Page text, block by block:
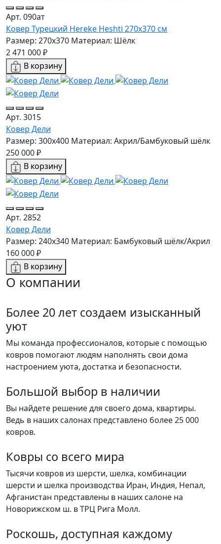
Арт. 090ат
Ковер Турецкий Hereke Heshti 270x370 см
Размер: 270x370 Материал: Шёлк
2 471 000 ₽
В корзину
Арт. 3015
Ковер Дели
Размер: 300x400 Материал: Акрил/Бамбуковый шёлк
250 000 ₽
В корзину
Арт. 2852
Ковер Дели
Размер: 240x340 Материал: Бамбуковый шёлк/Акрил
160 000 ₽
В корзину
О компании
Более 20 лет создаем изысканный
уют
Мы команда профессионалов, которые с помощью
ковров помогают людям наполнять свои дома
настроением уюта, достатка и безопасности.
Большой выбор в наличии
Вы найдете решение для своего дома, квартиры.
Ведь в наших салонах представлено более 25 000
ковров.
Ковры со всего мира
Тысячи ковров из шерсти, шелка, комбинации
шерсти и шелка производства Иран, Индия, Непал,
Афганистан представлены в наших салоне на
Новорижском ш. в ТРЦ Рига Молл.
Роскошь, доступная каждому